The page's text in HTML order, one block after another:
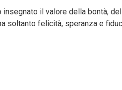
il valore della bontà,
soltanto felicità, speranza e